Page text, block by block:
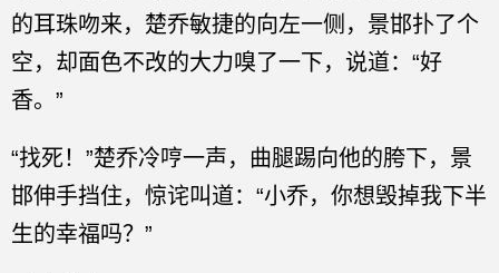
的耳珠吻来，楚乔敏捷的向左一侧，景邯扑了个
空，却面色不改的大力嗅了一下，说道：“好
香。”
“找死！”楚乔冷哼一声，曲腿踢向他的胯下，景
邯伸手挡住，惊诧叫道：“小乔，你想毁掉我下半
生的幸福吗？”